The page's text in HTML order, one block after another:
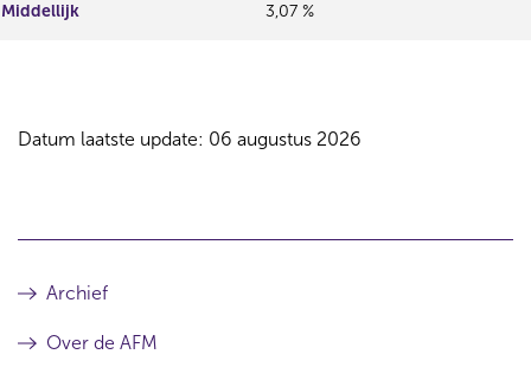
Middellijk
3,07 %
Datum laatste update: 06 augustus 2026
Archief
Over de AFM